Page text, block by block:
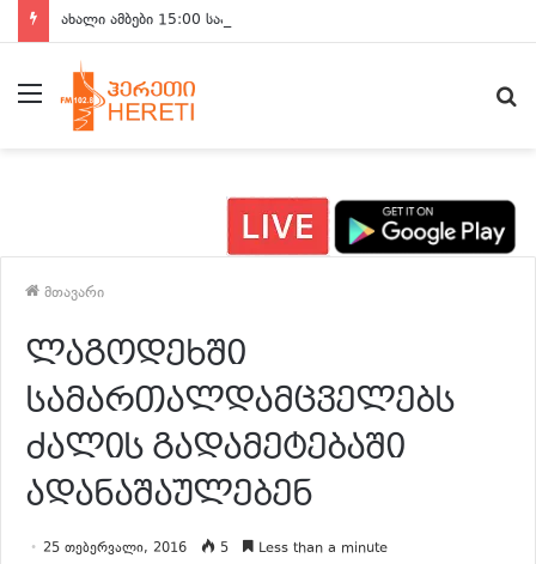
ახალი ამბები 15:00 საათზე
მენიუ
მთავარი
ლაგოდეხში
სამართალდამცველებს
ძალის გადამეტებაში
ადანაშაულებენ
25 თებერვალი, 2016 5 Less than a minute